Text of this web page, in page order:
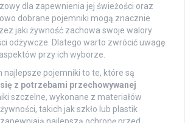
dla zapewnienia jej świeżości oraz
dobrane pojemniki mogą znacznie
jaki żywność zachowa swoje walory
odżywcze. Dlatego warto zwrócić uwagę
przy ich wyborze.
najlepsze pojemniki to te, które są
z potrzebami przechowywanej
szczelne, wykonane z materiałów
takich jak szkło lub plastik